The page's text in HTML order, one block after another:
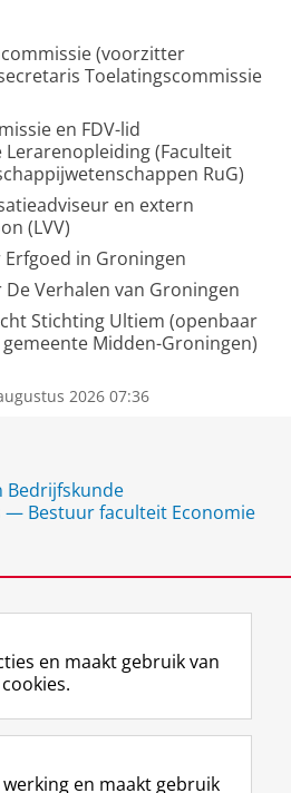
(voorzitter
Toelatingscommissie
en FDV-lid
Lerarenopleiding (Faculteit
RuG)
en extern
(LVV)
in Groningen
Verhalen van Groningen
Stichting Ultiem (openbaar
Midden-Groningen)
2026 07:36
Bedrijfskunde
— Bestuur faculteit Economie
F
a
L
i
R
S
I
n
Y
o
en maakt gebruik van
en maakt gebruik